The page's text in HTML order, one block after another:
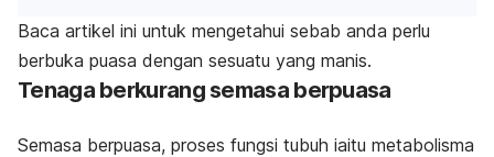
Baca artikel ini untuk mengetahui sebab anda perlu
berbuka puasa dengan sesuatu yang manis.
Tenaga berkurang semasa berpuasa
Semasa berpuasa, proses fungsi tubuh iaitu metabolisma